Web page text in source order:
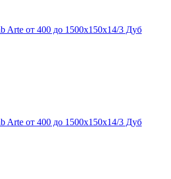
Arte от 400 до 1500х150х14/3 Дуб
Arte от 400 до 1500х150х14/3 Дуб